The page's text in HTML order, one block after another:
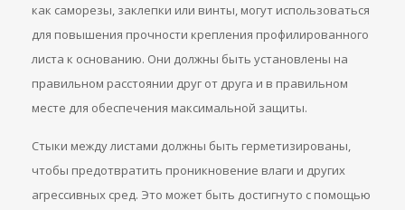
как саморезы, заклепки или винты, могут использоваться
для повышения прочности крепления профилированного
листа к основанию. Они должны быть установлены на
правильном расстоянии друг от друга и в правильном
месте для обеспечения максимальной защиты.
Стыки между листами должны быть герметизированы,
чтобы предотвратить проникновение влаги и других
агрессивных сред. Это может быть достигнуто с помощью